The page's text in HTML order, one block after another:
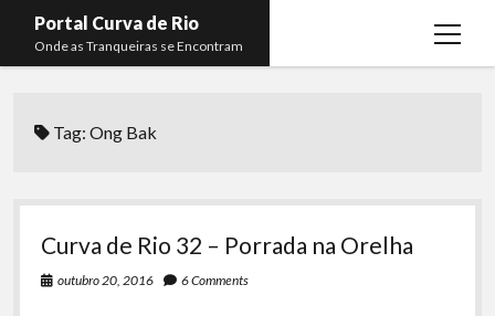
Portal Curva de Rio
Onde as Tranqueiras se Encontram
open
menu
Curva de Rio
Membros open
Tag:Ong Bak
Curva de Rio 32 – Porrada na Orelha
outubro 20, 2016 6 Comments